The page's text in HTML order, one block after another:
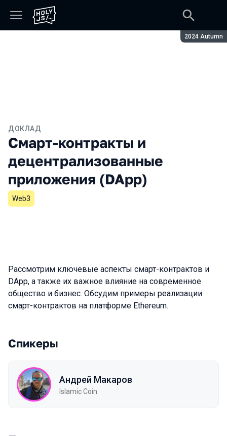
Сезон:
2024 Autumn
ДОКЛАД
Смарт-контракты и
децентрализованные
приложения (DApp)
Web3
Рассмотрим ключевые аспекты смарт-контрактов и
DApp, а также их важное влияние на современное
общество и бизнес. Обсудим примеры реализации
смарт-контрактов на платформе Ethereum.
Спикеры
Андрей Макаров
Islamic Coin